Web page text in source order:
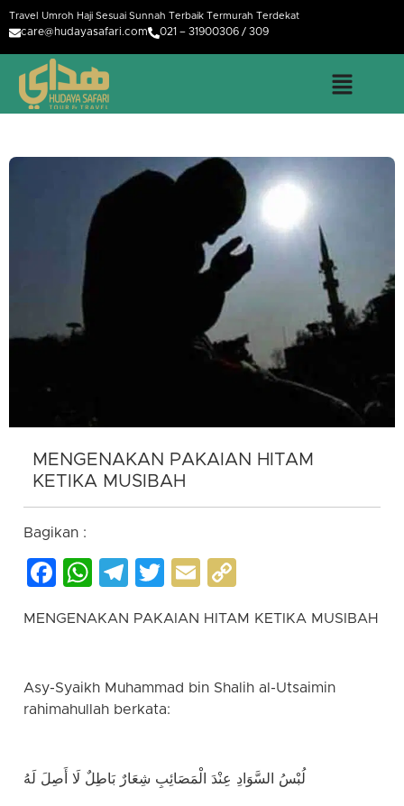
Travel Umroh Haji Sesuai Sunnah Terbaik Termurah Terdekat
care@hudayasafari.com 021 – 31900306 / 309
MENGENAKAN PAKAIAN HITAM
KETIKA MUSIBAH
Bagikan :
Facebook
WhatsApp
Telegram
Twitter
Email
MENGENAKAN PAKAIAN HITAM KETIKA MUSIBAH
Asy-Syaikh Muhammad bin Shalih al-Utsaimin
rahimahullah berkata:
لُبْسُ السَّوَادِ عِنْدَ الْمَصَائِبِ شِعَارٌ بَاطِلٌ لَا أَصِلَ لَهُ